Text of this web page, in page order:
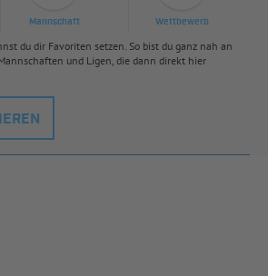
Mannschaft Wettbewerb
du dir Favoriten setzen. So bist du ganz nah an
und Ligen, die dann direkt hier